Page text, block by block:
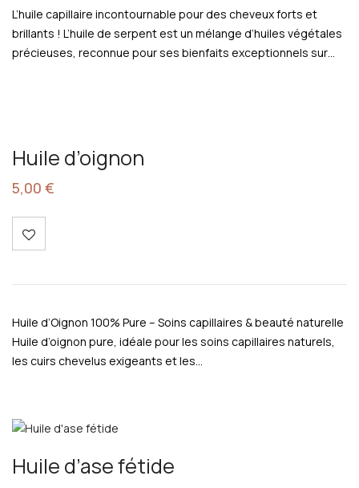
L’huile capillaire incontournable pour des cheveux forts et
brillants ! L’huile de serpent est un mélange d’huiles végétales
précieuses, reconnue pour ses bienfaits exceptionnels sur…
Huile d’oignon
5,00 €
Huile d’Oignon 100% Pure – Soins capillaires & beauté naturelle
Huile d’oignon pure, idéale pour les soins capillaires naturels,
les cuirs chevelus exigeants et les…
Huile d’ase fétide